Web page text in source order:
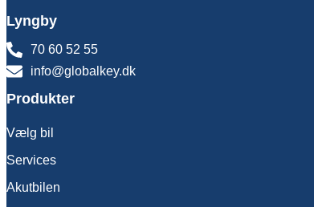
Lyngby
70 60 52 55
info@globalkey.dk
Produkter
Vælg bil
Services
Akutbilen